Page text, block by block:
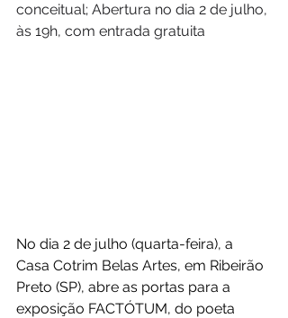
conceitual; Abertura no dia 2 de julho,
às 19h, com entrada gratuita
No dia 2 de julho (quarta-feira), a
Casa Cotrim Belas Artes, em Ribeirão
Preto (SP), abre as portas para a
exposição FACTÓTUM, do poeta